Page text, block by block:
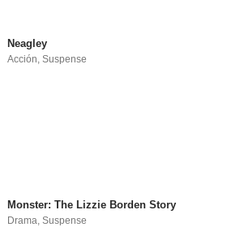
Neagley
Acción,Suspense
Monster: The Lizzie Borden Story
Drama ,Suspense